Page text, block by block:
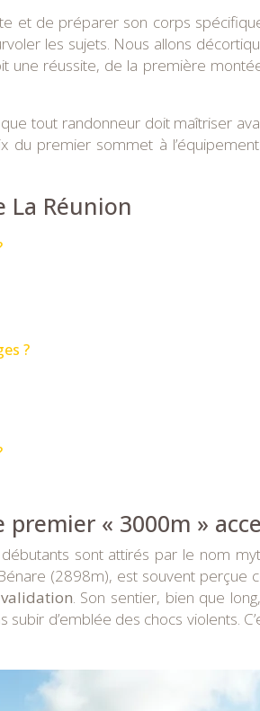
et de préparer son corps
les sujets. Nous allons
réussite, de la première
tout randonneur doit maîtriser
premier sommet à
La Réunion
?
« 3000m »
sont attirés par le nom
(2898m), est souvent
. Son sentier, bien que
d’emblée des chocs violents.